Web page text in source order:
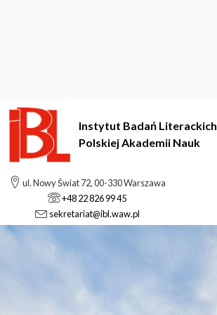
Instytut Badań Literackich
Polskiej Akademii Nauk
ul. Nowy Świat 72, 00-330 Warszawa
+48 22 826 99 45
sekretariat@ibl.waw.pl
Szukaj